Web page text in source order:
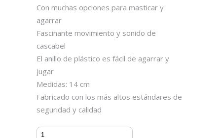
Con muchas opciones para masticar y
agarrar
Fascinante movimiento y sonido de
cascabel
El anillo de plástico es fácil de agarrar y
jugar
Medidas: 14 cm
Fabricado con los más altos estándares de
seguridad y calidad
Sonaja